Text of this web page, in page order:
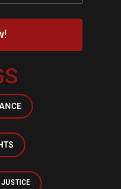
JUSTICE